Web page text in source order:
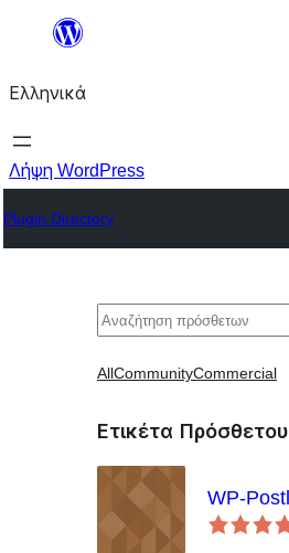
Μετάβαση
περιεχόμενο
Ελληνικά
Λήψη WordPress
Plugin Directory
Αναζήτηση
AllCommunityCommercial
Ετικέτα
WP-